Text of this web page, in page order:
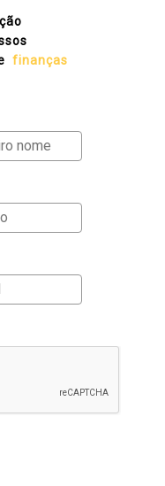
finanças